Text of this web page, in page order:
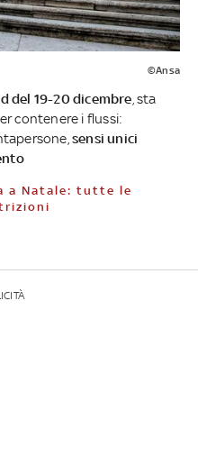
©Ansa
del 19-20 dicembre , sta
contenere i flussi:
sensi unici